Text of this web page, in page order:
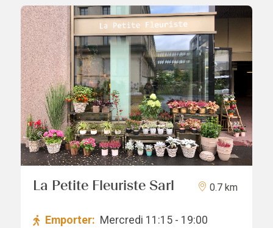
La Petite Fleuriste Sarl 0.7 km
Emporter: Mercredi 11:15 - 19:00